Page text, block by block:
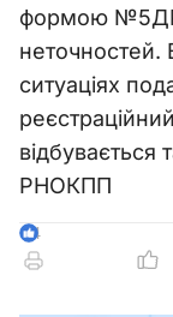
формою №5ДР
неточностей.
ситуаціях
відбувається
РНОКПП
4